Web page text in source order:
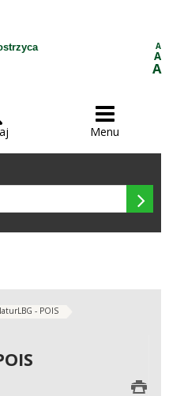
A
A
A

Menu

- POIS